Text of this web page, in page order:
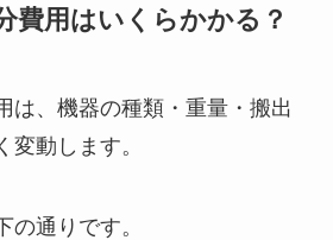
費用はいくらかかる？
は、機器の種類・重量・搬出
変動します。
の通りです。